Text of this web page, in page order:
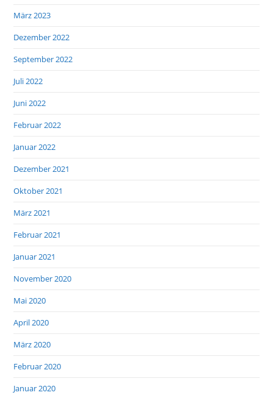
März 2023
Dezember 2022
September 2022
Juli 2022
Juni 2022
Februar 2022
Januar 2022
Dezember 2021
Oktober 2021
März 2021
Februar 2021
Januar 2021
November 2020
Mai 2020
April 2020
März 2020
Februar 2020
Januar 2020